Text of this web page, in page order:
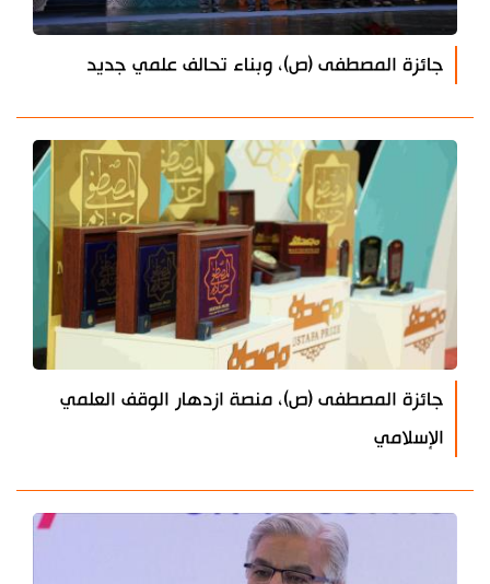
جائزة المصطفى (ص)، وبناء تحالف علمي جديد
جائزة المصطفى (ص)، منصة ازدهار الوقف العلمي
الإسلامي